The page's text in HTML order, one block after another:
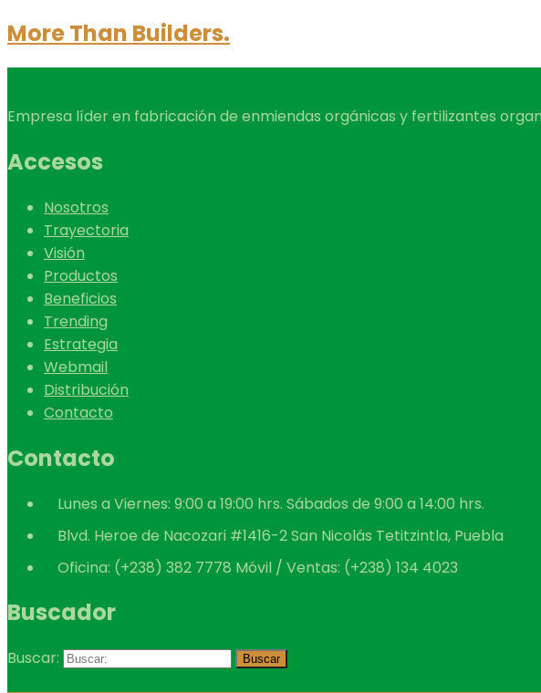
More Than Builders.
Empresa líder en fabricación de enmiendas orgánicas y fertilizantes
Accesos
Nosotros
Trayectoria
Visión
Productos
Beneficios
Trending
Estrategia
Webmail
Distribución
Contacto
Contacto
Lunes a Viernes: 9:00 a 19:00 hrs. Sábados de 9:00 a 14:00 hrs.
Blvd. Heroe de Nacozari #1416-2 San Nicolás Tetitzintla, Puebla
Oficina: (+238) 382 7778 Móvil / Ventas: (+238) 134 4023
Buscador
Buscar: Buscar